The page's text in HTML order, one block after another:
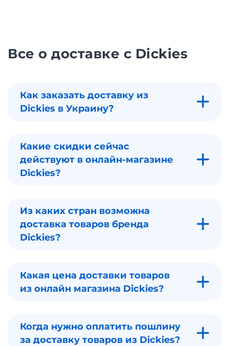
Все о доставке с Dickies
Как заказать доставку из
Dickies в Украину?
Какие скидки сейчас
действуют в онлайн-магазине
Dickies?
Из каких стран возможна
доставка товаров бренда
Dickies?
Какая цена доставки товаров
из онлайн магазина Dickies?
Когда нужно оплатить пошлину
за доставку товаров из Dickies?